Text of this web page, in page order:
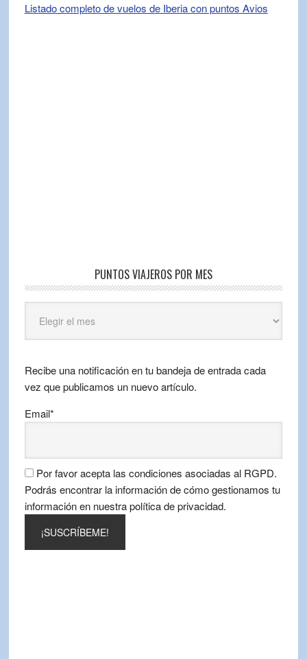
Listado completo de vuelos de Iberia con puntos Avios
PUNTOS VIAJEROS POR MES
Viajeros
por
Recibe una notificación en tu bandeja de entrada cada
vez que publicamos un nuevo artículo.
Email*
Por favor acepta las condiciones asociadas al RGPD.
Podrás encontrar la información de cómo gestionamos tu
información en nuestra política de privacidad.